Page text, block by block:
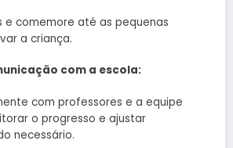
e comemore até as pequenas
a criança.
com a escola:
com professores e a equipe
o progresso e ajustar
necessário.